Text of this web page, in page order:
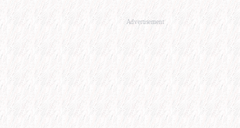
Advertisement